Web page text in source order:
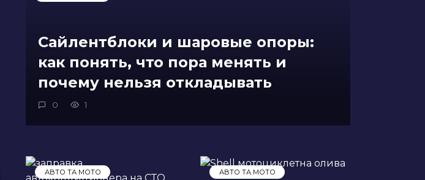
Сайлентблоки и шаровые опоры:
как понять, что пора менять и
почему нельзя откладывать
0 1
АВТО ТА МОТО АВТО ТА МОТО